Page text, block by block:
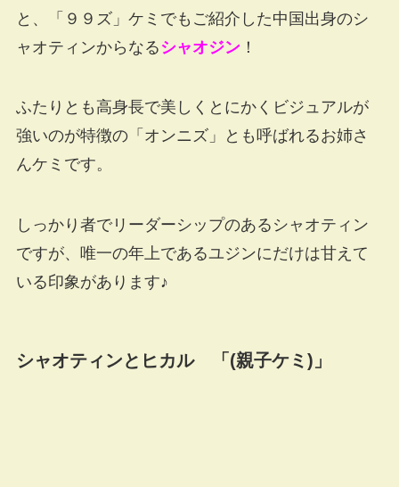
と、「９９ズ」ケミでもご紹介した中国出身のシ
ャオティンからなる シャオジン！
ふたりとも高身長で美しくとにかくビジュアルが
強いのが特徴の「オンニズ」とも呼ばれるお姉さ
んケミです。
しっかり者でリーダーシップのあるシャオティン
ですが、唯一の年上であるユジンにだけは甘えて
いる印象があります♪
シャオティンとヒカル 「(親子ケミ)」